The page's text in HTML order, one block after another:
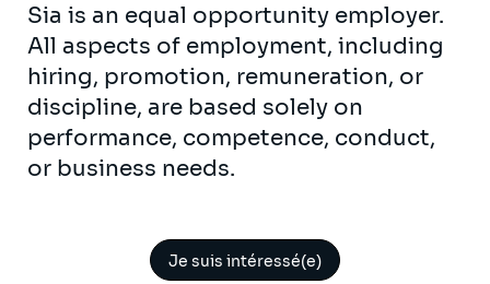
Sia is an equal opportunity employer.
All aspects of employment, including
hiring, promotion, remuneration, or
discipline, are based solely on
performance, competence, conduct,
or business needs.
Je suis intéressé(e)